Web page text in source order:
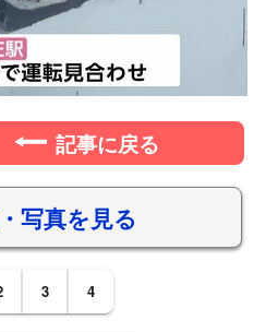
記事に戻る
写真を見る
3 4